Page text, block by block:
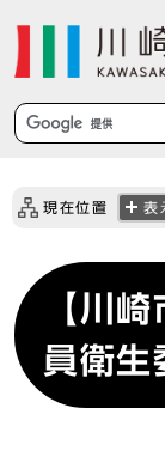
現在位置 表
【川
員衛生